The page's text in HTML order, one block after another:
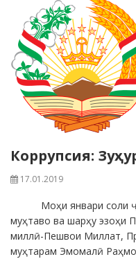
Коррупсия:
17.01.2019
Моҳи январи соли
муҳтаво ва шарҳу эзоҳи
миллӣ-Пешвои Миллат,
муҳтарам Эмомалӣ